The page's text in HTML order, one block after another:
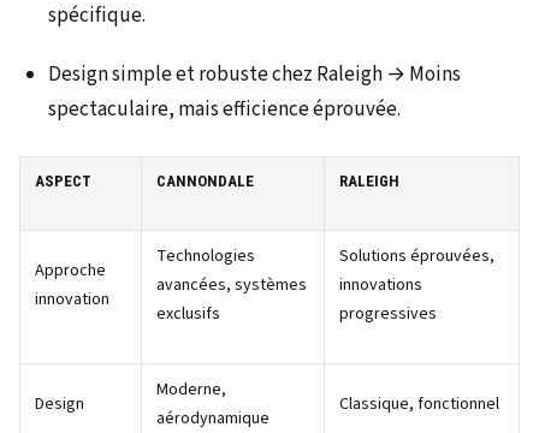
spécifique.
Design simple et robuste chez Raleigh → Moins
spectaculaire, mais efficience éprouvée.
ASPECT CANNONDALE RALEIGH
Approche
innovation
Technologies
avancées, systèmes
exclusifs
Solutions éprouvées,
innovations
progressives
Design
Moderne,
aérodynamique
Classique, fonctionnel